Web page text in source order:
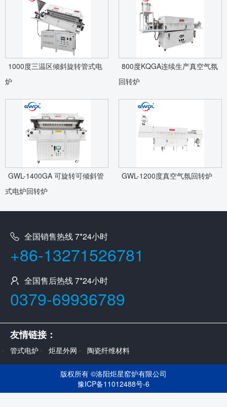
1000度三温区倾斜旋转管式电
炉
800度KQGA连续生产真空气氛
回转炉
GWL-1400GA 可旋转可倾斜管
式电炉回转炉
GWL-1200度真空气氛回转炉
全国销售热线 7*24小时
+86-13271526781
全国售后热线 7*24小时
0379-69936789
友情链接：
管式电炉 炬星外网 陶瓷纤维材料
版权所有 ©洛阳炬星窑炉有限公司
豫ICP备11012488号-6